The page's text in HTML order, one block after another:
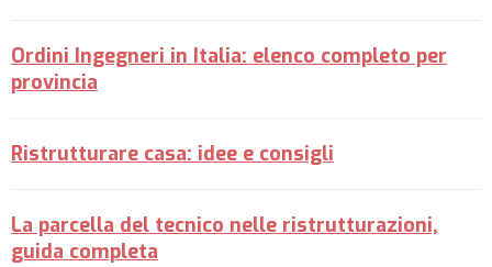
Ordini Ingegneri in Italia: elenco completo per
provincia
Ristrutturare casa: idee e consigli
La parcella del tecnico nelle ristrutturazioni,
guida completa